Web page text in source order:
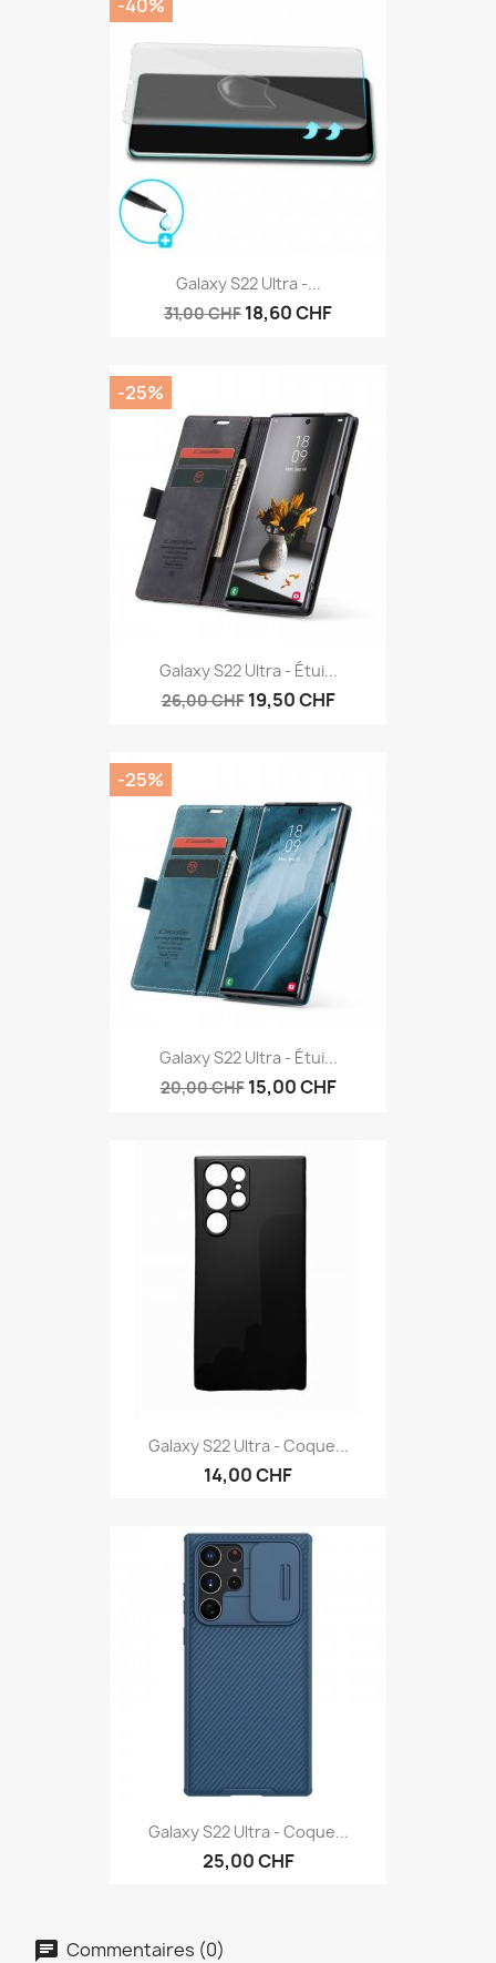
Galaxy S22 Ultra -...
31,00 CHF 18,60 CHF
-40%
Galaxy S22 Ultra - Étui...
26,00 CHF 19,50 CHF
-25%
Galaxy S22 Ultra - Étui...
20,00 CHF 15,00 CHF
-25%
Galaxy S22 Ultra - Coque...
14,00 CHF
Galaxy S22 Ultra - Coque...
25,00 CHF
Commentaires (0)